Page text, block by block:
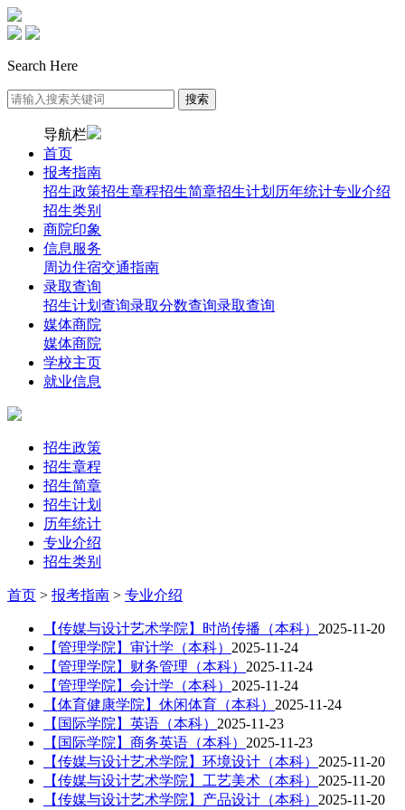
Search Here
导航栏
首页
报考指南
招生政策招生章程招生简章招生计划 历年统计专业介绍
招生类别
商院印象
信息服务
周边住宿交通指南
录取查询
招生计划查询录取分数查询录取查询
媒体商院
媒体商院
学校主页
就业信息
招生政策
招生章程
招生简章
招生计划
历年统计
专业介绍
招生类别
首页 > 报考指南 > 专业介绍
【传媒与设计艺术学院】时尚传播（本科） 2025-11-20
【管理学院】审计学（本科） 2025-11-24
【管理学院】财务管理（本科） 2025-11-24
【管理学院】会计学（本科） 2025-11-24
【体育健康学院】休闲体育（本科） 2025-11-24
【国际学院】英语（本科） 2025-11-23
【国际学院】商务英语（本科） 2025-11-23
【传媒与设计艺术学院】环境设计（本科） 2025-11-20
【传媒与设计艺术学院】工艺美术（本科） 2025-11-20
【传媒与设计艺术学院】产品设计（本科） 2025-11-20